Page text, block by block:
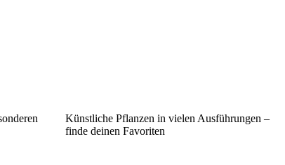
Künstliche Pflanzen in vielen Ausführungen –
finde deinen Favoriten